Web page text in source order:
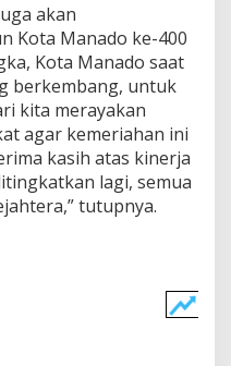
akan
Kota Manado ke-400
Kota Manado saat
berkembang, untuk
kita merayakan
agar kemeriahan ini
kasih atas kinerja
lagi, semua
tutupnya.